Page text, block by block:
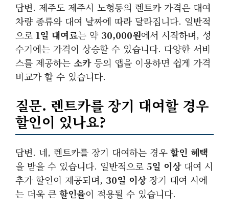
답변. 제주도 제주시 노형동의 렌트카 가격은 대여
차량 종류와 대여 날짜에 따라 달라집니다. 일반적
으로 1일 대여료는 약 30,000원에서 시작하며, 성
수기에는 가격이 상승할 수 있습니다. 다양한 서비
스를 제공하는 소카등의 앱을 이용하면 쉽게 가격
비교가 할 수 있습니다.
질문. 렌트카를 장기 대여할 경우
할인이 있나요?
답변. 네, 렌트카를 장기 대여하는 경우할인 혜택
을 받을 수 있습니다. 일반적으로 5일 이상대여 시
추가 할인이 제공되며, 30일 이상장기 대여 시에
는 더욱 큰할인율이 적용될 수 있습니다.